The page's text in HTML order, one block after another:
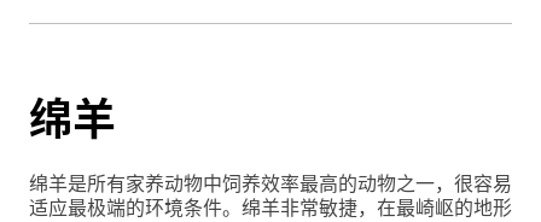
绵羊
绵羊是所有家养动物中饲养效率最高的动物之一，很容易
适应最极端的环境条件。绵羊非常敏捷，在最崎岖的地形